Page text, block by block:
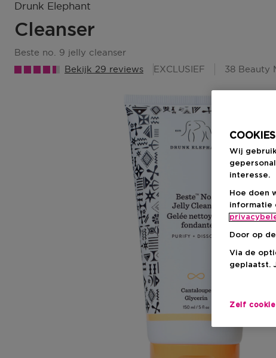
Drunk Elephant
Cleanser
beste no. 9 jelly cleanser
Bekijk 29 reviews
EXCLUSIEF 38 Beauty
Wij
interesse.
Hoe doen
informatie
Door op
Via de
geplaatst.
Zelf